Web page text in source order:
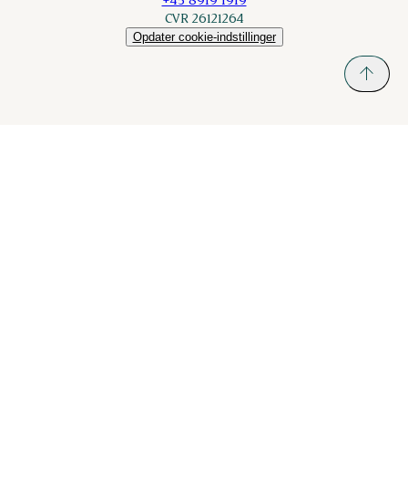
CVR 26121264
Opdater cookie-indstillinger